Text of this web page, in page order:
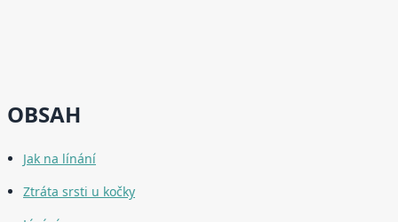
OBSAH
Jak na línání
Ztráta srsti u kočky